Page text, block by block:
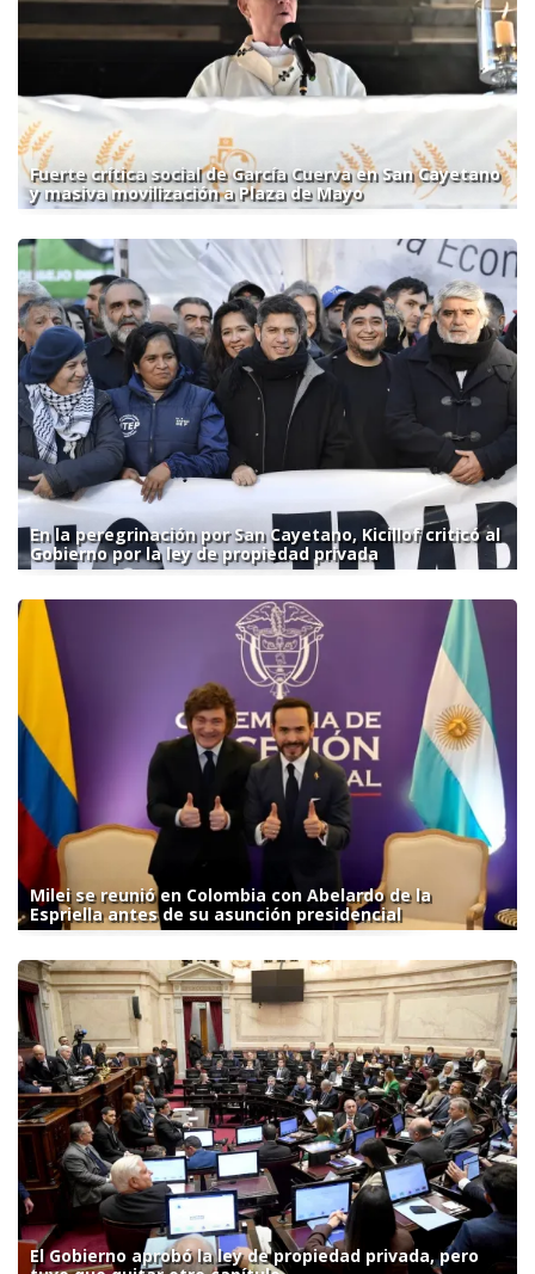
Fuerte crítica social de García Cuerva en San Cayetano
y masiva movilización a Plaza de Mayo
En la peregrinación por San Cayetano, Kicillof criticó al
Gobierno por la ley de propiedad privada
Milei se reunió en Colombia con Abelardo de la
Espriella antes de su asunción presidencial
El Gobierno aprobó la ley de propiedad privada, pero